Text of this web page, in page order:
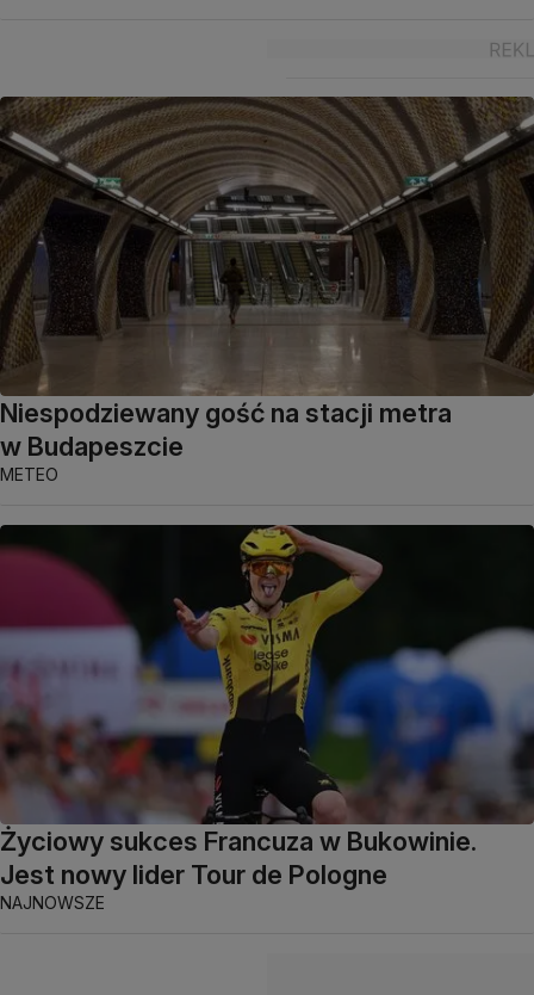
Niespodziewany gość na stacji metra
w Budapeszcie
METEO
Życiowy sukces Francuza w Bukowinie.
Jest nowy lider Tour de Pologne
NAJNOWSZE